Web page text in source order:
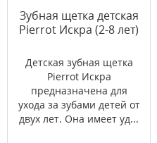
Зубная щетка детская
Pierrot Искра (2-8 лет)
Детская зубная щетка
Pierrot Искра
предназначена для
ухода за зубами детей от
двух лет. Она имеет уд...